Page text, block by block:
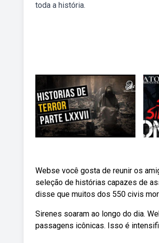
toda a história.
Webse você gosta de reunir os
seleção de histórias capazes de
disse que muitos dos 550 civis
Sirenes soaram ao longo do dia.
passagens icônicas. Isso é